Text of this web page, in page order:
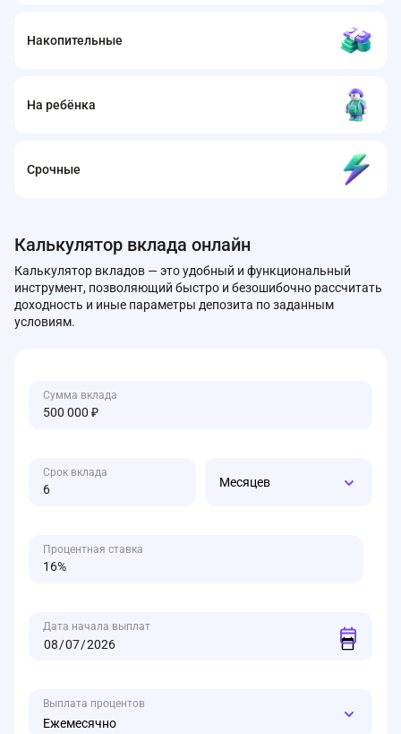
Накопительные
На ребёнка
Срочные
Калькулятор вклада онлайн
Калькулятор вкладов — это удобный и функциональный
инструмент, позволяющий быстро и безошибочно рассчитать
доходность и иные параметры депозита по заданным
условиям.
Сумма вклада
Срок вклада
Месяцев
Процентная ставка
Дата начала выплат
Выплата процентов
Ежемесячно